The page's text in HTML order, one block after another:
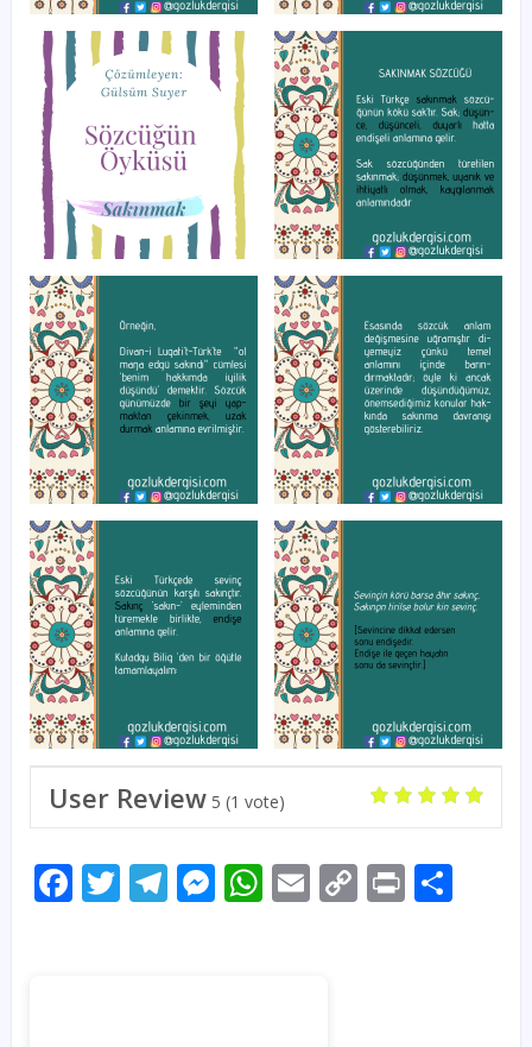
User Review 5 (1 vote)
Facebook
Twitter
Telegram
Messenger
WhatsApp
Email
Copy
Print